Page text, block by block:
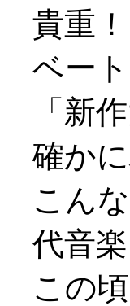
貴重！
ベー
「新
確か
こん
代音
この